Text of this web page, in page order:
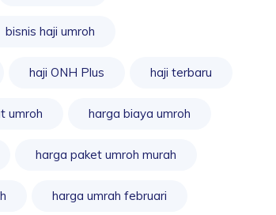
bisnis haji umroh
haji ONH Plus haji terbaru
umroh harga biaya umroh
harga paket umroh murah
harga umrah februari